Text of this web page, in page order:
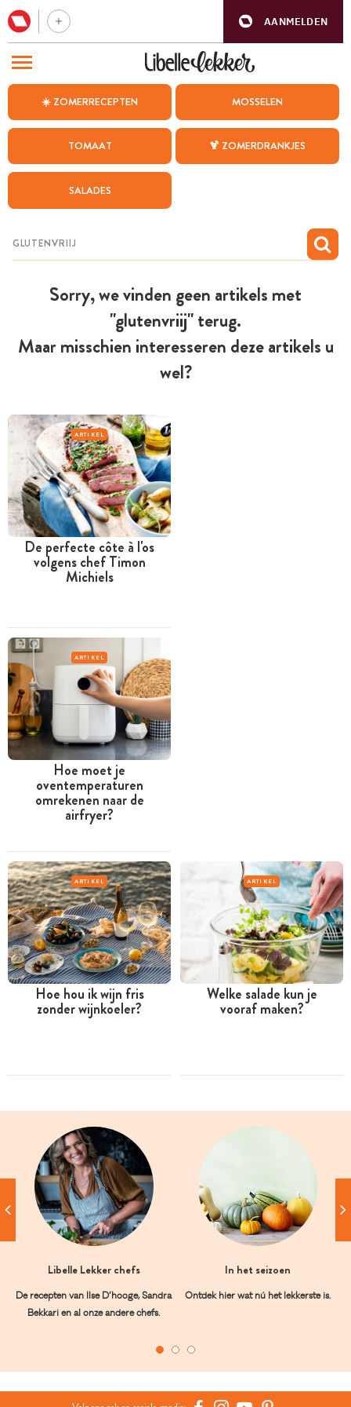
AANMELDEN
☀️ ZOMERRECEPTEN MOSSELEN
TOMAAT 🍹 ZOMERDRANKJES
SALADES
Sorry, we vinden geen artikels met
"glutenvriij" terug.
Maar misschien interesseren deze artikels u
wel?
ARTIKEL
De perfecte côte à l'os
volgens chef Timon
Michiels
ARTIKEL
Hoe moet je
oventemperaturen
omrekenen naar de
airfryer?
ARTIKEL
Hoe hou ik wijn fris
zonder wijnkoeler?
ARTIKEL
Welke salade kun je
vooraf maken?
Libelle Lekker chefs
De recepten van Ilse D’hooge, Sandra
Bekkari en al onze andere chefs.
In het seizoen
Ontdek hier wat nú het lekkerste is.
BEZOEK ONZE ANDERE WEBSITES
WEEKMENU
CHAT MET MAIA
MIJN BEWAARDE RECEPTEN